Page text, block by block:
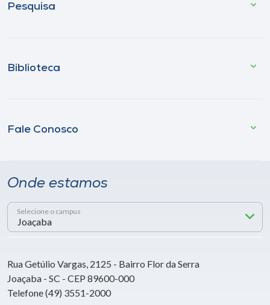
Pesquisa
Biblioteca
Fale Conosco
Onde estamos
Selecione o campus
Rua Getúlio Vargas, 2125 - Bairro Flor da Serra
Joaçaba - SC - CEP 89600-000
Telefone (49) 3551-2000